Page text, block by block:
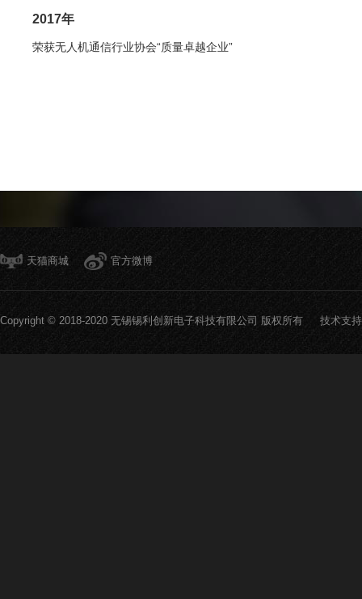
2017年
荣获无人机通信行业协会“质量卓越企业”
天猫商城 官方微博
Copyright © 2018-2020 无锡锡利创新电子科技有限公司 版权所有 技术支